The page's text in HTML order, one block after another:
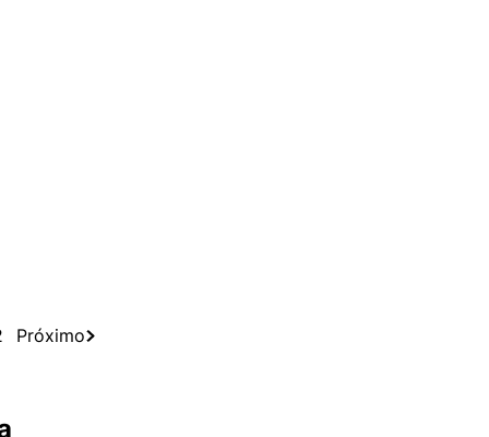
Próximo